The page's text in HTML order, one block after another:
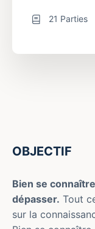
OBJECTIF
Bien se
dépasser. Tout
sur la
21 Parties